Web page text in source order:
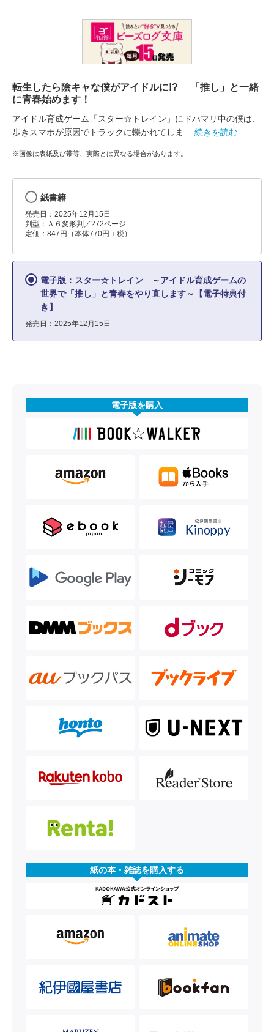
転生したら陰キャな僕がアイドルに!? 「推し」と一緒
に青春始めます！
アイドル育成ゲーム「スター☆トレイン」にドハマリ中の僕は、
歩きスマホが原因でトラックに轢かれてしま
…続きを読む
※画像は表紙及び帯等、実際とは異なる場合があります。
紙書籍
発売日：2025年12月15日
判型：Ａ６変形判／272ページ
定価：847円（本体770円＋税）
電子版：スター☆トレイン ～アイドル育成ゲームの
世界で「推し」と青春をやり直します～【電子特典付
き】
発売日：2025年12月15日
電子版を購入
紙の本・雑誌を購入する